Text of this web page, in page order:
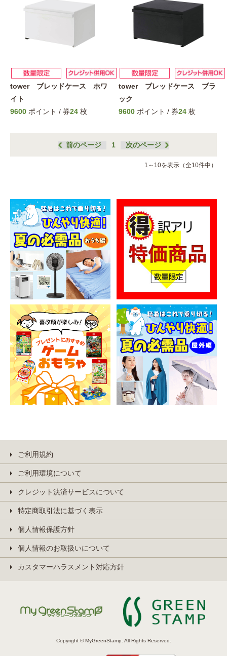
tower ブレッドケース ホワ
イト
9600 ポイント / 券24 枚
tower ブレッドケース ブラ
ック
9600 ポイント / 券24 枚
前のページ 1 次のページ
1～10を表示（全10件中）
ご利用規約
ご利用環境について
クレジット決済サービスについて
特定商取引法に基づく表示
個人情報保護方針
個人情報のお取扱いについて
カスタマーハラスメント対応方針
Copyright © MyGreenStamp. All Rights Reserved.